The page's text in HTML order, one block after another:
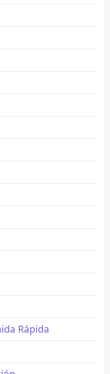
Rápida